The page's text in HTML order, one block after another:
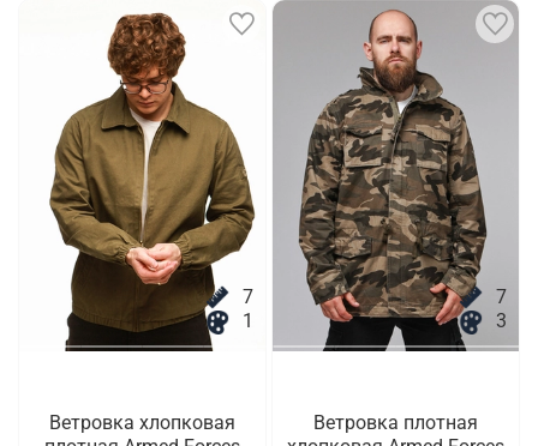
7
1
Ветровка хлопковая
7
3
Ветровка плотная